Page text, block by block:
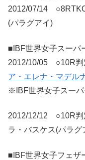
2012/07/14
(パラグアイ)
■IBF世界女子スーパ
2012/10/05 ○10R判
ア・エレナ・マデル
※IBF世界女子スー
2012/12/12 ○10R判
ラ・バスケス(パラグ
■IBF世界女子フェザ